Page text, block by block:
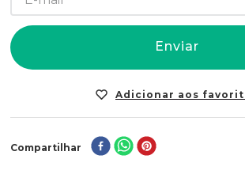
Enviar
Compartilhar